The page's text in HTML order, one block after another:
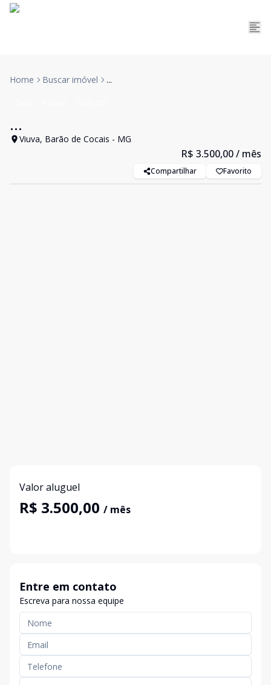
Home Buscar imóvel ...
...
Viuva, Barão de Cocais - MG
R$ 3.500,00/ mês
Compartilhar Favorito
Valor aluguel
R$ 3.500,00 / mês
Entre em contato
Escreva para nossa equipe